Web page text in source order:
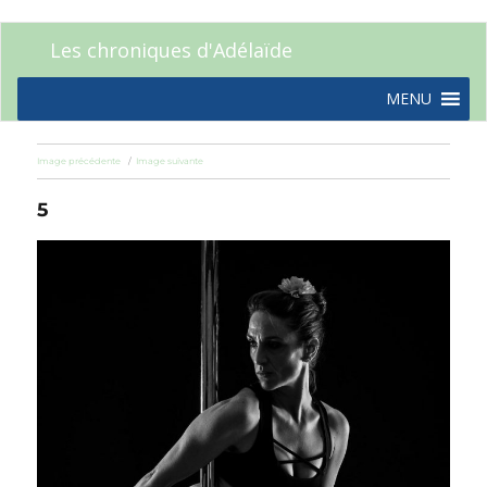
Les chroniques d'Adélaïde
MENU
Image précédente Image suivante
5